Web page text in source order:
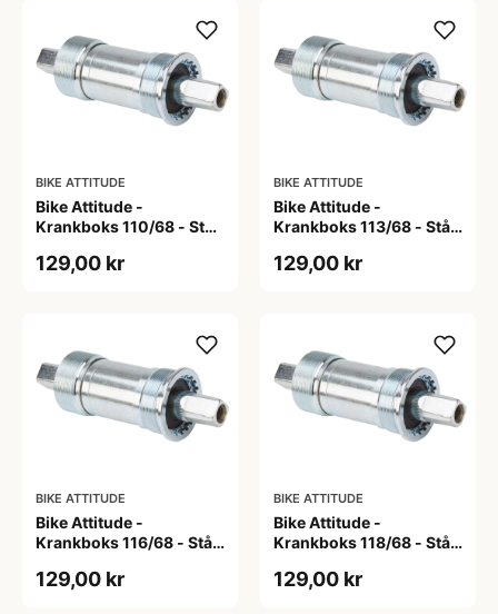
BIKE ATTITUDE
Bike Attitude -
Krankboks 110/68 - Stål
129,00 kr
BIKE ATTITUDE
Bike Attitude -
Krankboks 113/68 - Stål
129,00 kr
BIKE ATTITUDE
Bike Attitude -
Krankboks 116/68 - Stål
129,00 kr
BIKE ATTITUDE
Bike Attitude -
Krankboks 118/68 - Stål
129,00 kr